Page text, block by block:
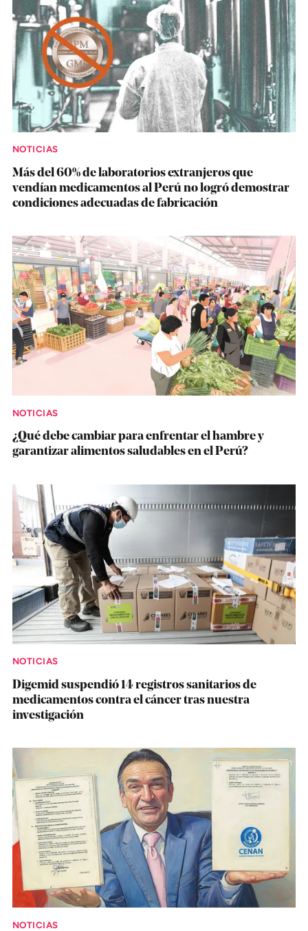
NOTICIAS
Más del 60% de laboratorios extranjeros que
vendían medicamentos al Perú no logró demostrar
condiciones adecuadas de fabricación
NOTICIAS
¿Qué debe cambiar para enfrentar el hambre y
garantizar alimentos saludables en el Perú?
NOTICIAS
Digemid suspendió 14 registros sanitarios de
medicamentos contra el cáncer tras nuestra
investigación
NOTICIAS